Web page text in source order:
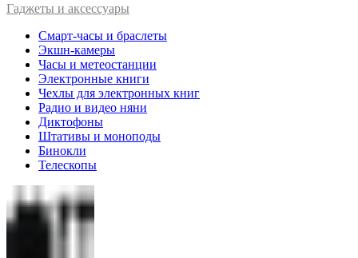
Гаджеты и аксессуары
Смарт-часы и браслеты
Экшн-камеры
Часы и метеостанции
Электронные книги
Чехлы для электронных книг
Радио и видео няни
Диктофоны
Штативы и моноподы
Бинокли
Телескопы